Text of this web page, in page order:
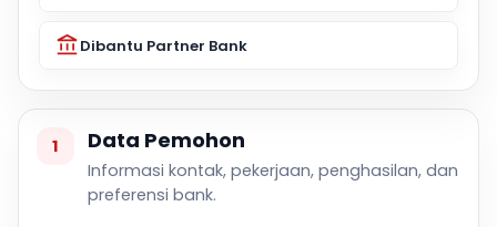
Dibantu Partner Bank
1 Data Pemohon
Informasi kontak, pekerjaan, penghasilan, dan
preferensi bank.